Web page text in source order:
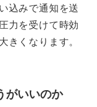
込みで通知を送
力を受けて時効
きくなります。
がいいのか